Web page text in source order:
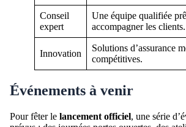
Conseil
expert
Une équipe qualifiée
accompagner les clients.
Innovation
Solutions d’assurance
compétitives.
Événements à venir
Pour fêter le lancement officiel, une série